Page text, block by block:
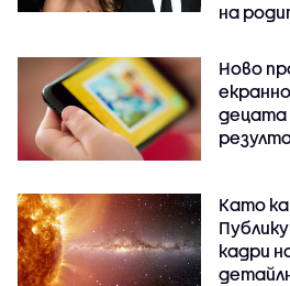
на
Ново
децата
Като
кадри